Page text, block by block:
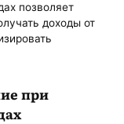
позволяет
доходы от
при